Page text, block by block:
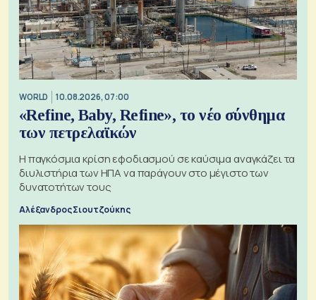
WORLD 10.08.2026, 07:00
«Refine, Baby, Refine», το νέο σύνθημα
των πετρελαϊκών
Η παγκόσμια κρίση εφοδιασμού σε καύσιμα αναγκάζει τα
διυλιστήρια των ΗΠΑ να παράγουν στο μέγιστο των
δυνατοτήτων τους
Αλέξανδρος Σιουτζούκης